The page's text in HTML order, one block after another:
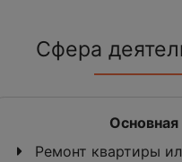
Сфера
Основная
Ремонт квартиры